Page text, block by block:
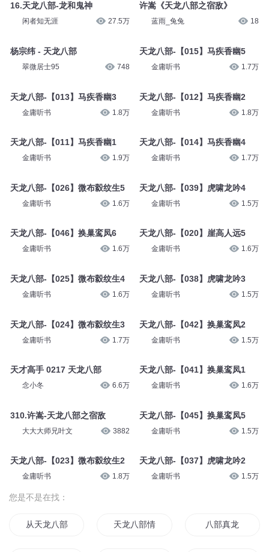
16.天龙八部-龙和鬼神
闲者知无涯 27.5万
杨宗纬 - 天龙八部
翠微居士95 748
天龙八部-【013】马疾香幽3
金庸听书 1.8万
天龙八部-【011】马疾香幽1
金庸听书 1.9万
天龙八部-【026】微布縠纹生5
金庸听书 1.6万
天龙八部-【046】换巢鸾凤6
金庸听书 1.6万
天龙八部-【025】微布縠纹生4
金庸听书 1.6万
天龙八部-【024】微布縠纹生3
金庸听书 1.7万
天才高手 0217 天龙八部
念小冬 6.6万
310.许嵩-天龙八部之宿敌
大大大师兄叶文 3882
天龙八部-【023】微布縠纹生2
金庸听书 1.8万
许嵩《天龙八部之宿敌》
蓝雨_兔兔 18
天龙八部-【015】马疾香幽5
金庸听书 1.7万
天龙八部-【012】马疾香幽2
金庸听书 1.8万
天龙八部-【014】马疾香幽4
金庸听书 1.7万
天龙八部-【039】虎啸龙吟4
金庸听书 1.5万
天龙八部-【020】崖高人远5
金庸听书 1.6万
天龙八部-【038】虎啸龙吟3
金庸听书 1.5万
天龙八部-【042】换巢鸾凤2
金庸听书 1.5万
天龙八部-【041】换巢鸾凤1
金庸听书 1.6万
天龙八部-【045】换巢鸾凤5
金庸听书 1.5万
天龙八部-【037】虎啸龙吟2
金庸听书 1.5万
您是不是在找：
从天龙八部世界开始 天龙八部情 八部真龙